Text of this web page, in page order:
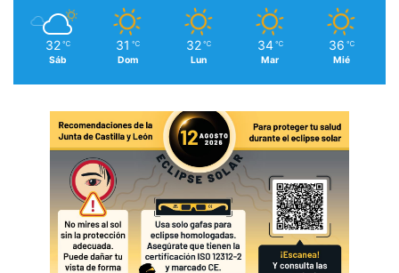
32 ℃
Sáb
31 ℃
Dom
32 ℃
Lun
34 ℃
Mar
36 ℃
Mié